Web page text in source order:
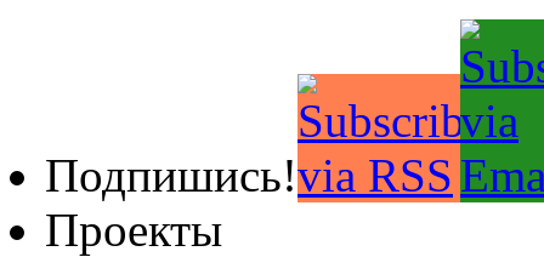
Подпишись!
Проекты